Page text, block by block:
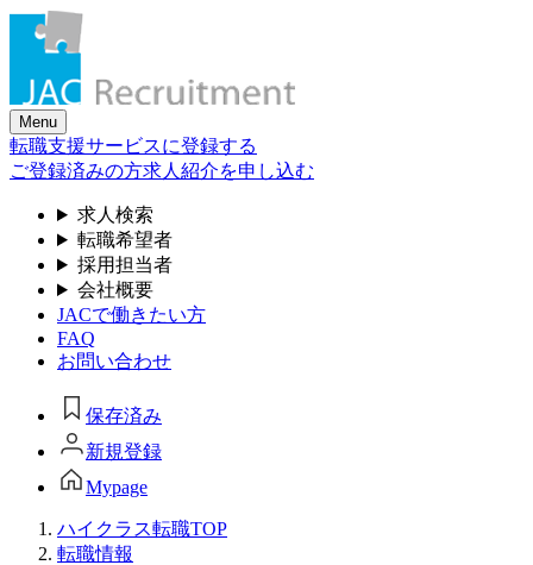
Skip
content
Menu
転職支援サービスに登録する
ご登録済みの方求人紹介を申し込む
求人検索
転職希望者
採用担当者
会社概要
JACで働きたい方
FAQ
お問い合わせ
保存済み
新規登録
Mypage
ハイクラス転職TOP
転職情報